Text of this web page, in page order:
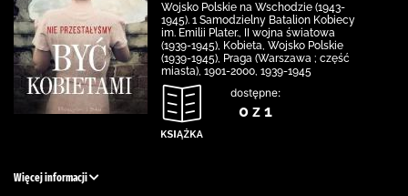
Wojsko Polskie na Wschodzie (1943-
1945). 1 Samodzielny Batalion Kobiecy
im. Emilii Plater., II wojna światowa
(1939-1945), Kobieta, Wojsko Polskie
(1939-1945), Praga (Warszawa ; część
miasta), 1901-2000, 1939-1945
dostępne:
0 z 1
Więcej informacji